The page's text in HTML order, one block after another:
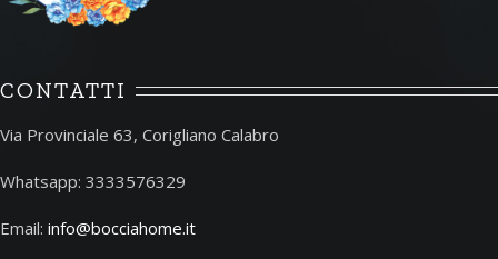
CONTATTI
Via Provinciale 63, Corigliano Calabro
Whatsapp: 3333576329
Email: info@bocciahome.it